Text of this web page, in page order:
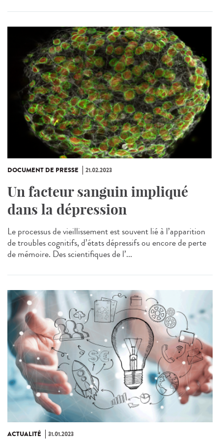
DOCUMENT DE PRESSE 21.02.2023
Un facteur sanguin impliqué
dans la dépression
Le processus de vieillissement est souvent lié à l’apparition
de troubles cognitifs, d’états dépressifs ou encore de perte
de mémoire. Des scientifiques de l’...
ACTUALITÉ 31.01.2023